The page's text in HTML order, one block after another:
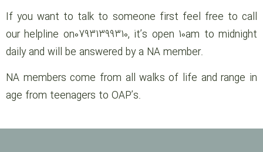
If you want to talk to someone first feel free to call
our helpline on07931399310, it’s open 10am to midnight
daily and will be answered by a NA member.
NA members come from all walks of life and range in
age from teenagers to OAP’s.